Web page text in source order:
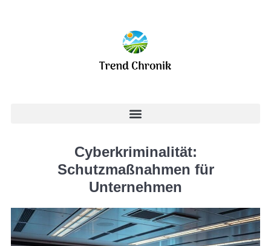
Cyberkriminalität:
Schutzmaßnahmen für
Unternehmen